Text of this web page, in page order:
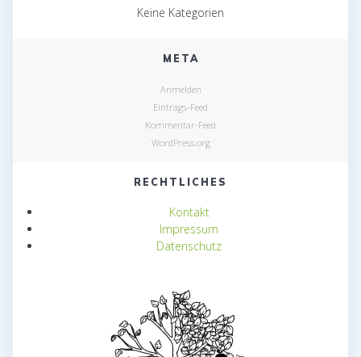
Keine Kategorien
META
Anmelden
Eintrags-Feed
Kommentar-Feed
WordPress.org
RECHTLICHES
Kontakt
Impressum
Datenschutz